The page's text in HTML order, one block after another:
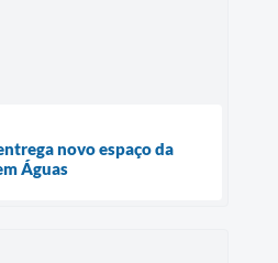
novo espaço da
Águas